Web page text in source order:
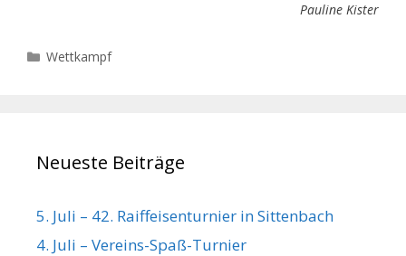
Pauline Kister
Kategorien
Wettkampf
Neueste Beiträge
5. Juli – 42. Raiffeisenturnier in Sittenbach
4. Juli – Vereins-Spaß-Turnier